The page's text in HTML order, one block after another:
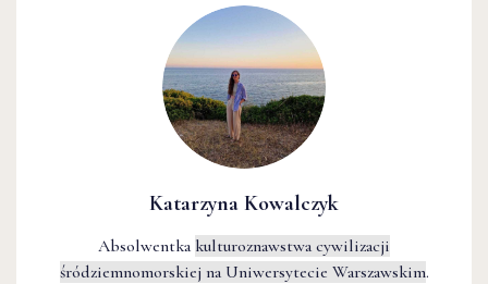
Katarzyna Kowalczyk
Absolwentka kulturoznawstwa cywilizacji
śródziemnomorskiej na Uniwersytecie Warszawskim.